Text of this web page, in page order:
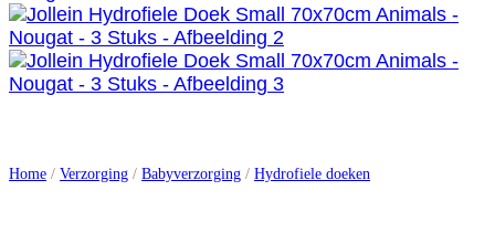
Home / Verzorging / Babyverzorging / Hydrofiele doeken